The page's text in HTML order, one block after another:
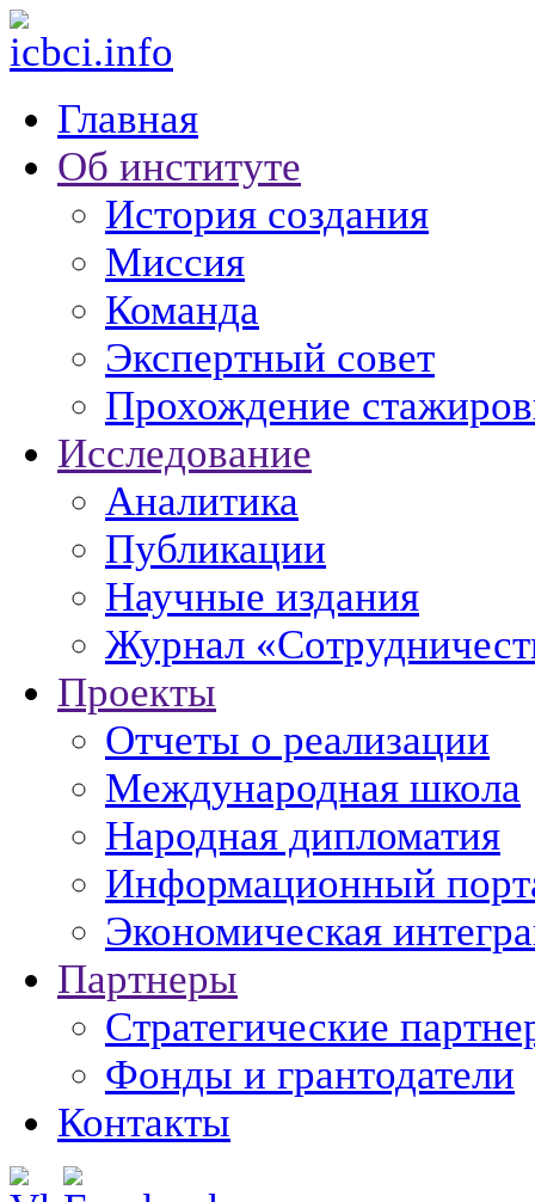
Главная
Об институте
История создания
Миссия
Команда
Экспертный совет
Прохождение
Исследование
Аналитика
Публикации
Научные издания
Журнал
Проекты
Отчеты о реализации
Международная школа
Народная дипломатия
Информационный
Экономическая
Партнеры
Стратегические
Фонды и грантодатели
Контакты